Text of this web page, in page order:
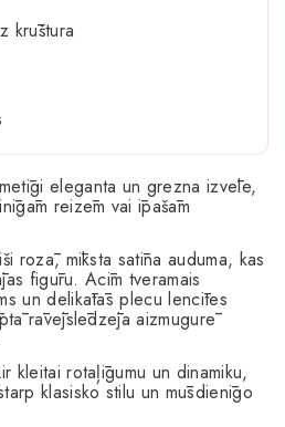
krūštura
eleganta un grezna izvēle,
reizēm vai īpašām
rozā, mīksta satīna auduma, kas
figūru. Acīm tveramais
un delikātās plecu lencītes
rāvējslēdzēja aizmugurē
kleitai rotaļīgumu un dinamiku,
klasisko stilu un mūsdienīgo